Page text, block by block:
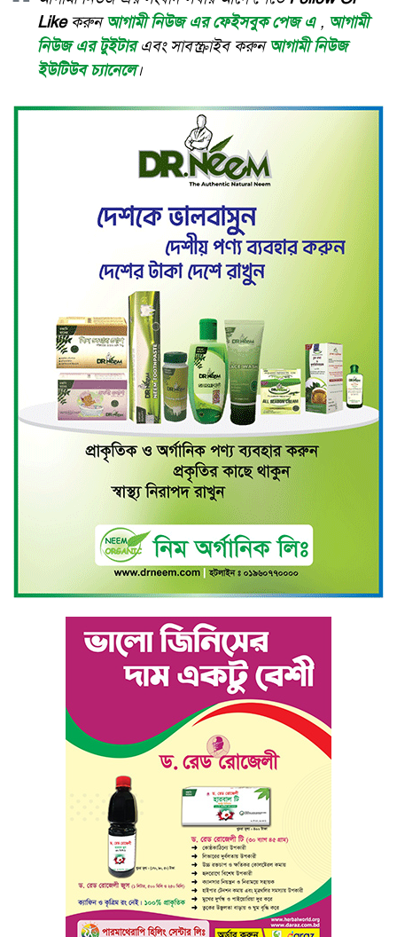
Likeকরুনআগামী নিউজ এর ফেইসবুক পেজ এ , আগামী
নিউজ এর টুইটারএবং সাবস্ক্রাইব করুনআগামী নিউজ
ইউটিউব চ্যানেলে।